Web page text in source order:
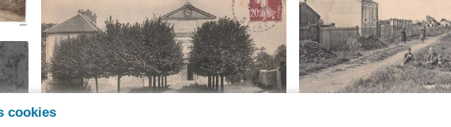
cookies